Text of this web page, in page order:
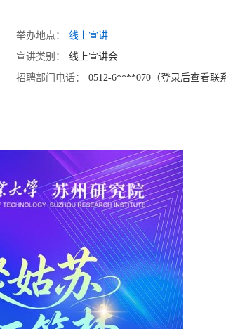
举办地点：
线上宣讲
宣讲类别：
线上宣讲会
招聘部门电话： 0512-6****070（登录后查看联